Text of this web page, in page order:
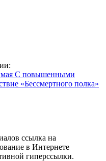
С повышенными
«Бессмертного полка»
ссылка на
в Интернете
гиперссылки.